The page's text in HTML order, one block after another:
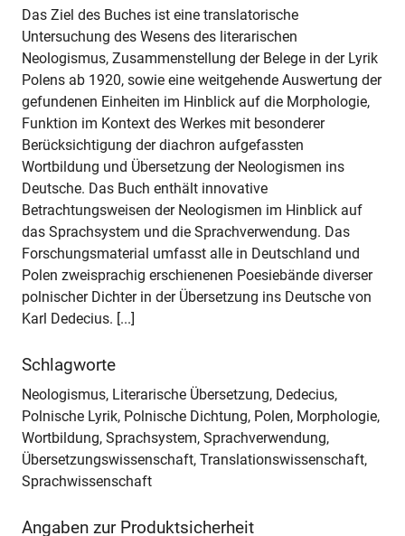
Das Ziel des Buches ist eine translatorische
Untersuchung des Wesens des literarischen
Neologismus, Zusammenstellung der Belege in der Lyrik
Polens ab 1920, sowie eine weitgehende Auswertung der
gefundenen Einheiten im Hinblick auf die Morphologie,
Funktion im Kontext des Werkes mit besonderer
Berücksichtigung der diachron aufgefassten
Wortbildung und Übersetzung der Neologismen ins
Deutsche. Das Buch enthält innovative
Betrachtungsweisen der Neologismen im Hinblick auf
das Sprachsystem und die Sprachverwendung. Das
Forschungsmaterial umfasst alle in Deutschland und
Polen zweisprachig erschienenen Poesiebände diverser
polnischer Dichter in der Übersetzung ins Deutsche von
Karl Dedecius. [...]
Schlagworte
Neologismus, Literarische Übersetzung, Dedecius,
Polnische Lyrik, Polnische Dichtung, Polen, Morphologie,
Wortbildung, Sprachsystem, Sprachverwendung,
Übersetzungswissenschaft, Translationswissenschaft,
Sprachwissenschaft
Angaben zur Produktsicherheit